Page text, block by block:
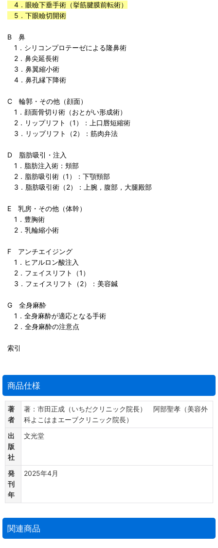
4．眼瞼下垂手術（挙筋腱膜前転術）
5．下眼瞼切開術
B 鼻
1．シリコンプロテーゼによる隆鼻術
2．鼻尖延長術
3．鼻翼縮小術
4．鼻孔縁下降術
C 輪郭・その他（顔面）
1．顔面骨切り術（おとがい形成術）
2．リップリフト（1）：上口唇短縮術
3．リップリフト（2）：筋肉弁法
D 脂肪吸引・注入
1．脂肪注入術：頬部
2．脂肪吸引術（1）：下顎頸部
3．脂肪吸引術（2）：上腕，腹部，大腿殿部
E 乳房・その他（体幹）
1．豊胸術
2．乳輪縮小術
F アンチエイジング
1．ヒアルロン酸注入
2．フェイスリフト（1）
3．フェイスリフト（2）：美容鍼
G 全身麻酔
1．全身麻酔が適応となる手術
2．全身麻酔の注意点
索引
商品仕様
著
者
著：市田正成（いちだクリニック院長） 阿部聖孝（美容外
科よこはまエーブクリニック院長）
出
版
社
文光堂
発
刊
年
2025年4月
関連商品